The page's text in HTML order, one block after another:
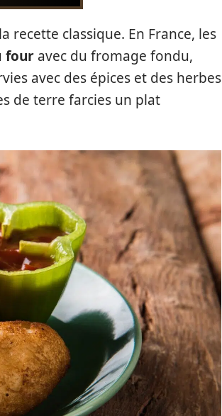
recette classique. En France, les
four avec du fromage fondu,
avec des épices et des herbes
de terre farcies un plat